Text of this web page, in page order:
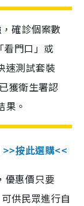
確診個案數
看門口」或
速測試套裝
獲衛生署認
果。
>>按此選購<<
優惠價只要
供民眾進行自